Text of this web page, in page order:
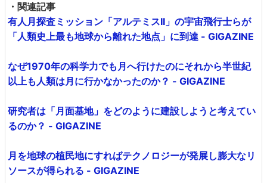
・関連記事
有人月探査ミッション「アルテミスII」の宇宙飛行士らが
「人類史上最も地球から離れた地点」に到達 - GIGAZINE
なぜ1970年の科学力でも月へ行けたのにそれから半世紀
以上も人類は月に行かなかったのか？ - GIGAZINE
研究者は「月面基地」をどのように建設しようと考えてい
るのか？ - GIGAZINE
月を地球の植民地にすればテクノロジーが発展し膨大なリ
ソースが得られる - GIGAZINE